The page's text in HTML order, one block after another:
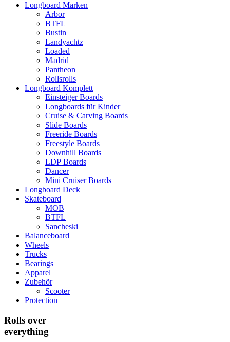
Longboard Marken
Arbor
BTFL
Bustin
Landyachtz
Loaded
Madrid
Pantheon
Rollsrolls
Longboard Komplett
Einsteiger Boards
Longboards für Kinder
Cruise & Carving Boards
Slide Boards
Freeride Boards
Freestyle Boards
Downhill Boards
LDP Boards
Dancer
Mini Cruiser Boards
Longboard Deck
Skateboard
MOB
BTFL
Sancheski
Balanceboard
Wheels
Trucks
Bearings
Apparel
Zubehör
Scooter
Protection
Rolls over
everything